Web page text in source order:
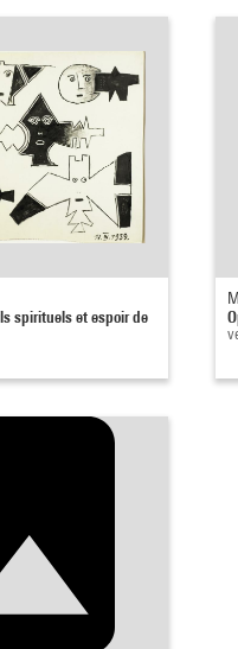
spirituels et espoir de